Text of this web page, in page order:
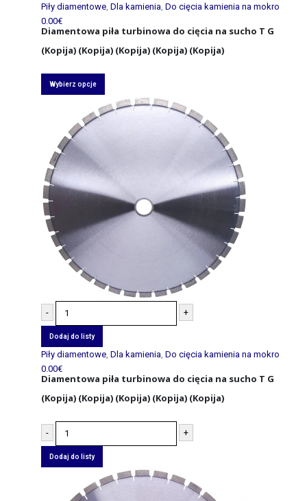
Piły diamentowe, Dla kamienia Do cięcia kamienia na mokro
0.00€
Diamentowa piła turbinowa do cięcia na sucho T G
(Kopija) (Kopija) (Kopija) (Kopija) (Kopija)
Wybierz opcje
- +
Dodaj do listy
Piły diamentowe, Dla kamienia Do cięcia kamienia na mokro
0.00€
Diamentowa piła turbinowa do cięcia na sucho T G
(Kopija) (Kopija) (Kopija) (Kopija) (Kopija)
- +
Dodaj do listy